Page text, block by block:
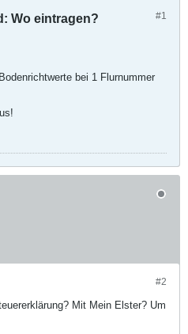
#1
Wo eintragen?
bei 1 Flurnummer
#2
Mit Mein Elster? Um